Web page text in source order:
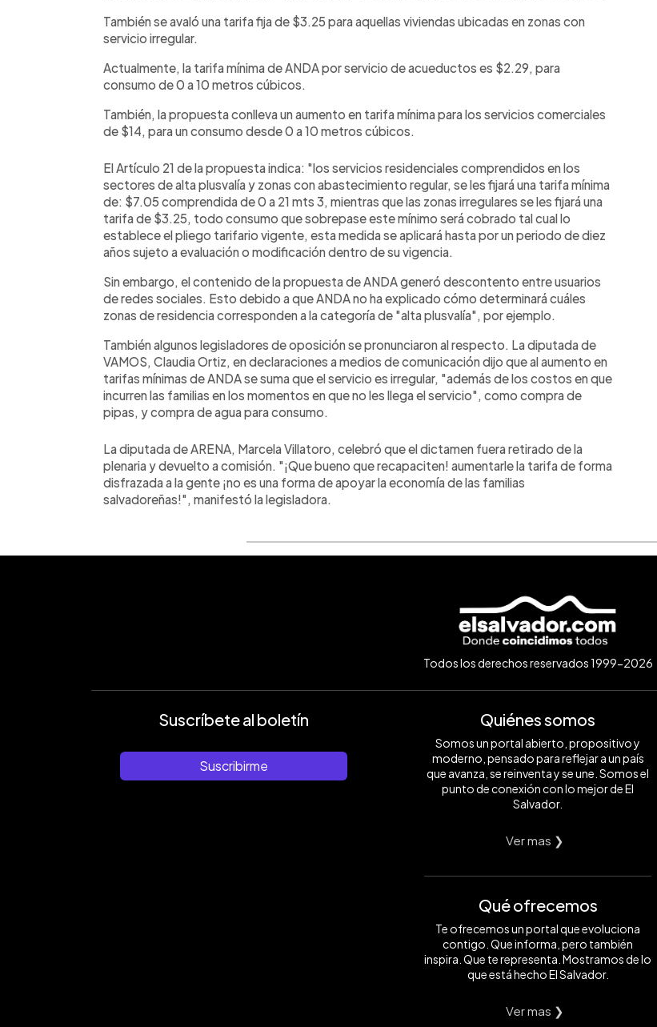
También se avaló una tarifa fija de $3.25 para aquellas viviendas ubicadas en zonas con
servicio irregular.
Actualmente, la tarifa mínima de ANDA por servicio de acueductos es $2.29, para
consumo de 0 a 10 metros cúbicos.
También, la propuesta conlleva un aumento en tarifa mínima para los servicios comerciales
de $14, para un consumo desde 0 a 10 metros cúbicos.
El Artículo 21 de la propuesta indica: "los servicios residenciales comprendidos en los
sectores de alta plusvalía y zonas con abastecimiento regular, se les fijará una tarifa mínima
de: $7.05 comprendida de 0 a 21 mts 3, mientras que las zonas irregulares se les fijará una
tarifa de $3.25, todo consumo que sobrepase este mínimo será cobrado tal cual lo
establece el pliego tarifario vigente, esta medida se aplicará hasta por un periodo de diez
años sujeto a evaluación o modificación dentro de su vigencia.
Sin embargo, el contenido de la propuesta de ANDA generó descontento entre usuarios
de redes sociales. Esto debido a que ANDA no ha explicado cómo determinará cuáles
zonas de residencia corresponden a la categoría de "alta plusvalía", por ejemplo.
También algunos legisladores de oposición se pronunciaron al respecto. La diputada de
VAMOS, Claudia Ortiz, en declaraciones a medios de comunicación dijo que al aumento en
tarifas mínimas de ANDA se suma que el servicio es irregular, "además de los costos en que
incurren las familias en los momentos en que no les llega el servicio", como compra de
pipas, y compra de agua para consumo.
La diputada de ARENA, Marcela Villatoro, celebró que el dictamen fuera retirado de la
plenaria y devuelto a comisión. "¡Que bueno que recapaciten! aumentarle la tarifa de forma
disfrazada a la gente ¡no es una forma de apoyar la economía de las familias
salvadoreñas!", manifestó la legisladora.
Todos los derechos reservados 1999-2026
Suscríbete al boletín
Suscribirme
Quiénes somos
Somos un portal abierto, propositivo y
moderno, pensado para reflejar a un país
que avanza, se reinventa y se une. Somos el
punto de conexión con lo mejor de El
Salvador.
Ver mas ❯
Qué ofrecemos
Te ofrecemos un portal que evoluciona
contigo. Que informa, pero también
inspira. Que te representa. Mostramos de lo
que está hecho El Salvador.
Ver mas ❯